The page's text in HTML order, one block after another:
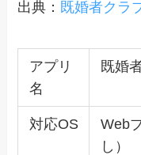
出典： 既婚者クラ
アプリ
名
既婚
対応OS
Web
し）